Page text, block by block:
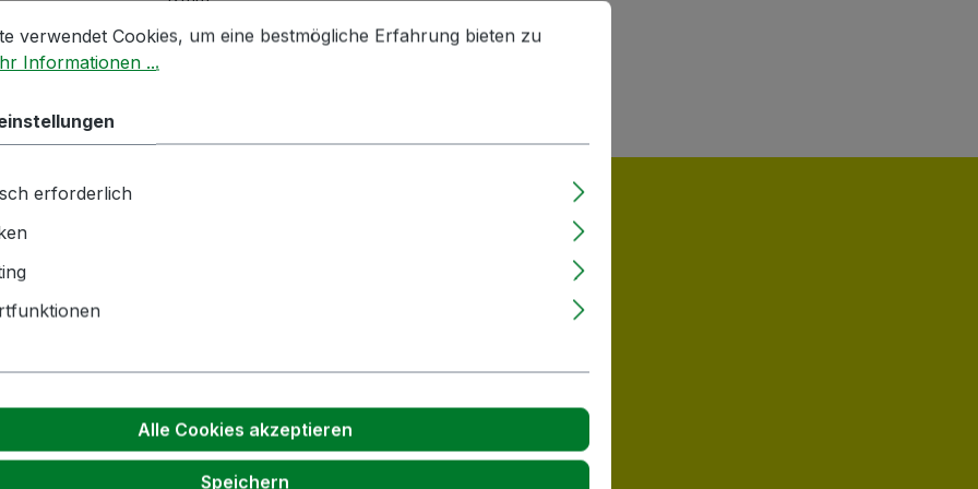
GmbH | Zementwerk 3 |
| info(at)bockmeyer.de
Cookies, um eine bestmögliche Erfahrung bieten zu können.
Mehr Informationen ...
verwendet Cookies, um eine bestmögliche Erfahrung bieten zu
Informationen ...
erforderlich
Alle Cookies akzeptieren
Speichern